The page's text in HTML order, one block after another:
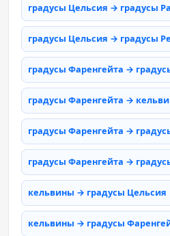
градусы Цельсия → градусы
градусы Цельсия → градусы
градусы Фаренгейта →
градусы Фаренгейта →
градусы Фаренгейта →
градусы Фаренгейта →
кельвины → градусы Цельсия
кельвины → градусы